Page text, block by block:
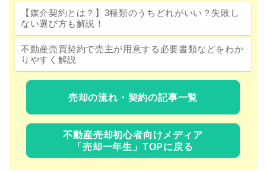
【媒介契約とは？】3種類のうちどれがいい？失敗し
ない選び方も解説！
不動産売買契約で売主が用意する必要書類などをわか
りやすく解説
売却の流れ・契約の記事一覧
不動産売却初心者向けメディア
「売却一年生」TOPに戻る